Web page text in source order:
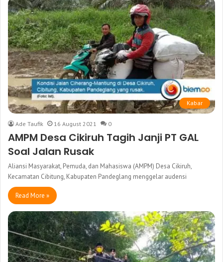
Kabar
Ade Taufik 16 August 2021 0
AMPM Desa Cikiruh Tagih Janji PT GAL
Soal Jalan Rusak
Aliansi Masyarakat, Pemuda, dan Mahasiswa (AMPM) Desa Cikiruh,
Kecamatan Cibitung, Kabupaten Pandeglang menggelar audensi
Read More »